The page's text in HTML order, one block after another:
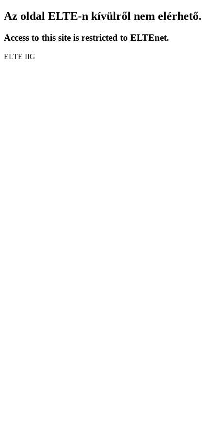
Az oldal ELTE-n kívülről nem elérhető.
Access to this site is restricted to ELTEnet.
ELTE IIG